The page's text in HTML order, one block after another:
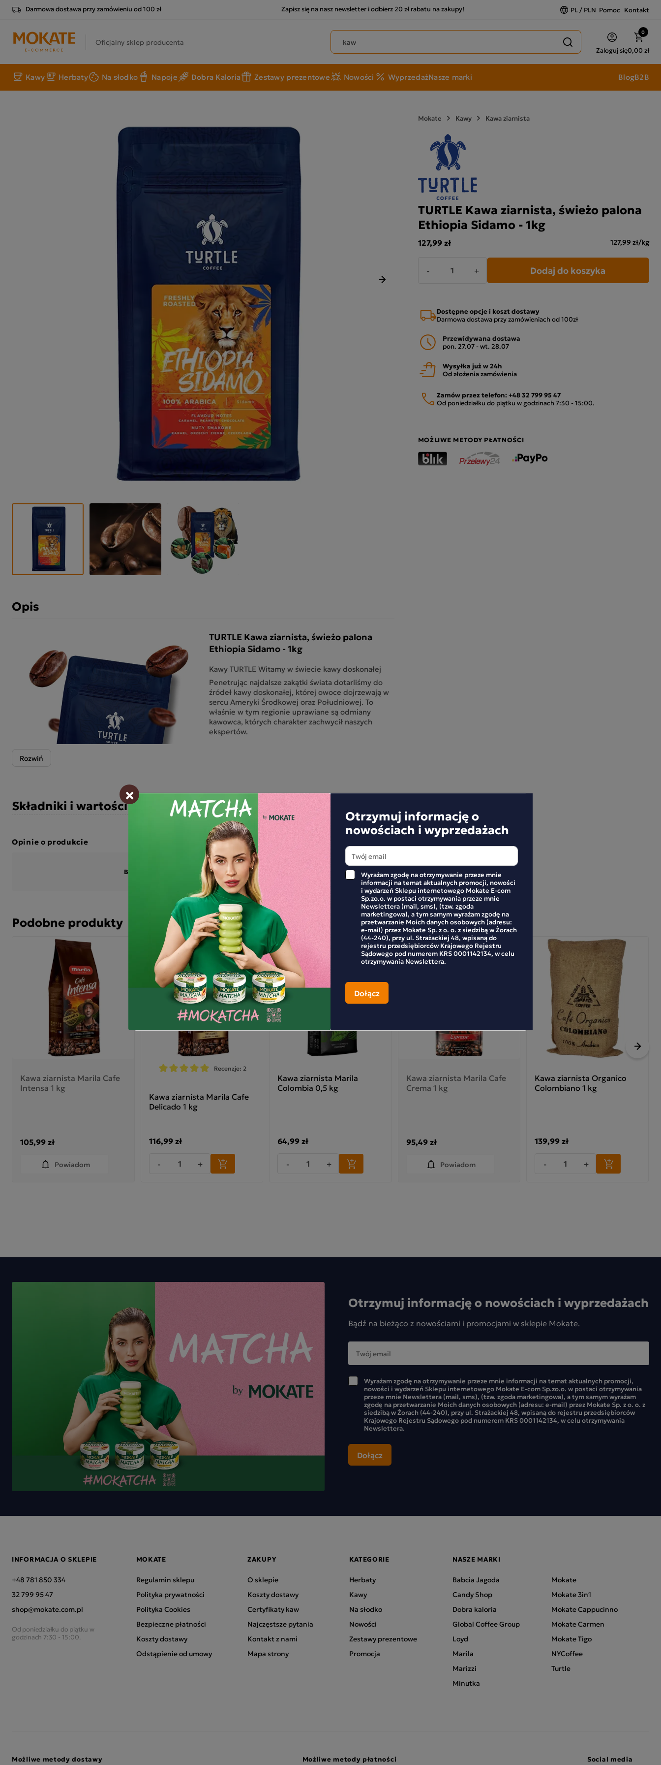
Darmowa dostawa przy zamówieniu od 100 zł Zapisz się na nasz newsletter i odbierz 20 zł rabatu na zakupy! PL / PLN Pomoc Kontakt
Oficjalny sklep producenta Szukaj produktów
Zaloguj się
0
0,00 zł
Kawy Herbaty Na słodko Napoje Dobra Kaloria Zestawy prezentowe Nowości WyprzedażNasze marki BlogB2B
Następny
Mokate Kawy Kawa ziarnista
TURTLE Kawa ziarnista, świeżo palona
Ethiopia Sidamo - 1kg
127,99 zł 127,99 zł/kg
- + Dodaj do koszyka
Dostępne opcje i koszt dostawy
Darmowa dostawa przy zamówieniach od 100zł
Przewidywana dostawa
pon. 27.07 - wt. 28.07
Wysyłka już w 24h
Od złożenia zamówienia
Zamów przez telefon:+48 32 799 95 47
Od poniedziałku do piątku w godzinach 7:30 - 15:00.
MOŻLIWE METODY PŁATNOŚCI
Opis
TURTLE Kawa ziarnista, świeżo palona
Ethiopia Sidamo - 1kg
Kawy TURTLE Witamy w świecie kawy doskonałej
Penetrując najdalsze zakątki świata dotarliśmy do
źródeł kawy doskonałej, której owoce dojrzewają w
sercu Ameryki Środkowej oraz Południowej. To
właśnie w tym regionie uprawiane są odmiany
kawowca, których charakter zachwycił naszych
ekspertów.
piecach, w kontrolowanych warunkach tak, aby
wydobyć z nich pełny smak i wyrazisty aromat
Kawy TURTLE Witamy w świecie kawy doskonałej
Naszą pasją jest kawa. Z przyjemnością dobieramy
najlepsze ziarna i wypalamy je z wielką radością,
abyś mógł rozkoszować się filiżanką najlepszej kawy
TURTLE
Świeży i rześki, korzenno-czekoladowy smak z nutą
winno-owocową. Gatunek ten uważany jest jako
najlepszy ze wszystkich uprawianych w Etiopii
gatunków kaw.
Ethiopia Sidamo
Nuty smakowe; karmel, orzechy ziemne,
czekolada
Skład: 100% arabica
Składniki i wartości odżywcze
Opinie o produkcie
BĄDŹ PIERWSZYM KTÓRY NAPISZE RECENZJĘ
Podobne produkty
Kawa ziarnista Marila Cafe
Intensa 1 kg
105,99 zł
Powiadom
Recenzje: 2
Kawa ziarnista Marila Cafe
Delicado 1 kg
116,99 zł
-
+
Kawa ziarnista Marila
Colombia 0,5 kg
64,99 zł
-
+
Kawa ziarnista Marila Cafe
Crema 1 kg
95,49 zł
Powiadom
Kawa ziarnista Organico
Colombiano 1 kg
139,99 zł
-
+
Otrzymuj informację o nowościach i wyprzedażach
Bądź na bieżąco z nowościami i promocjami w sklepie Mokate.
Wyrażam zgodę na otrzymywanie przeze mnie informacji na temat aktualnych promocji,
nowości i wydarzeń Sklepu internetowego Mokate E-com Sp.zo.o. w postaci otrzymywania
przeze mnie Newslettera (mail, sms), (tzw. zgoda marketingowa), a tym samym wyrażam
zgodę na przetwarzanie Moich danych osobowych (adresu: e-mail) przez Mokate Sp. z o. o. z
siedzibą w Żorach (44-240), przy ul. Strażackiej 48, wpisaną do rejestru przedsiębiorców
Krajowego Rejestru Sądowego pod numerem KRS 0001142134, w celu otrzymywania
Newslettera.
INFORMACJA O SKLEPIE
+48 781 850 334
32 799 95 47
shop@mokate.com.pl
Od poniedziałku do piątku w
godzinach 7:30 - 15:00.
MOKATE
Regulamin sklepu
Polityka prywatności
Polityka Cookies
Bezpieczne płatności
Koszty dostawy
Odstąpienie od umowy
ZAKUPY
O sklepie
Koszty dostawy
Certyfikaty kaw
Najczęstsze pytania
Kontakt z nami
Mapa strony
KATEGORIE
Herbaty
Kawy
Na słodko
Nowości
Zestawy prezentowe
Promocja
NASZE MARKI
Babcia Jagoda
Candy Shop
Dobra kaloria
Global Coffee Group
Loyd
Marila
Marizzi
Minutka
Mokate
Mokate 3in1
Mokate Cappucinno
Mokate Carmen
Mokate Tigo
NYCoffee
Turtle
×
Otrzymuj informację o
nowościach i wyprzedażach
Wyrażam zgodę na otrzymywanie przeze mnie
informacji na temat aktualnych promocji, nowości
i wydarzeń Sklepu internetowego Mokate E-com
Sp.zo.o. w postaci otrzymywania przeze mnie
Newslettera (mail, sms), (tzw. zgoda
marketingowa), a tym samym wyrażam zgodę na
przetwarzanie Moich danych osobowych (adresu:
e-mail) przez Mokate Sp. z o. o. z siedzibą w Żorach
(44-240), przy ul. Strażackiej 48, wpisaną do
rejestru przedsiębiorców Krajowego Rejestru
Sądowego pod numerem KRS 0001142134, w celu
otrzymywania Newslettera.
Możliwe metody dostawy Możliwe metody płatności Social media